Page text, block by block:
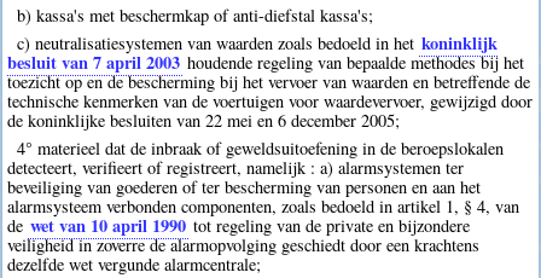
b) kassa's met beschermkap of anti-diefstal kassa's;
c) neutralisatiesystemen van waarden zoals bedoeld in het koninklijk
besluit van 7 april 2003 houdende regeling van bepaalde methodes bij het
toezicht op en de bescherming bij het vervoer van waarden en betreffende de
technische kenmerken van de voertuigen voor waardevervoer, gewijzigd door
de koninklijke besluiten van 22 mei en 6 december 2005;
4° materieel dat de inbraak of geweldsuitoefening in de beroepslokalen
detecteert, verifieert of registreert, namelijk : a) alarmsystemen ter
beveiliging van goederen of ter bescherming van personen en aan het
alarmsysteem verbonden componenten, zoals bedoeld in artikel 1, § 4, van
de wet van 10 april 1990 tot regeling van de private en bijzondere
veiligheid in zoverre de alarmopvolging geschiedt door een krachtens
dezelfde wet vergunde alarmcentrale;